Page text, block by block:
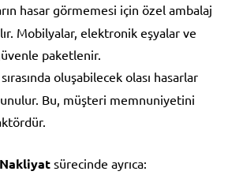
hasar görmemesi için özel ambalaj
Mobilyalar, elektronik eşyalar ve
paketlenir.
sırasında oluşabilecek olası hasarlar
Bu, müşteri memnuniyetini
sürecinde ayrıca: